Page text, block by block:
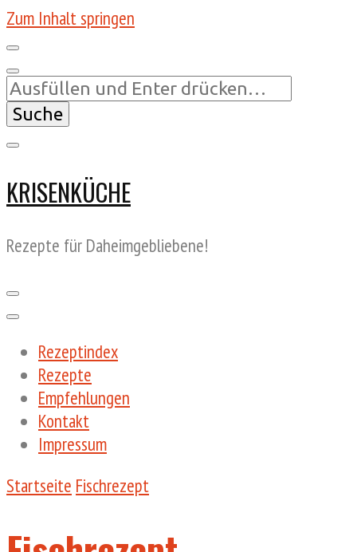
Zum Inhalt springen
Suchst
du
nach
KRISENKÜCHE
Rezepte für Daheimgebliebene!
Rezeptindex
Rezepte
Empfehlungen
Kontakt
Impressum
Startseite Fischrezept